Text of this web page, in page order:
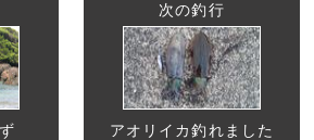
次の釣行
アオリイカ釣れました